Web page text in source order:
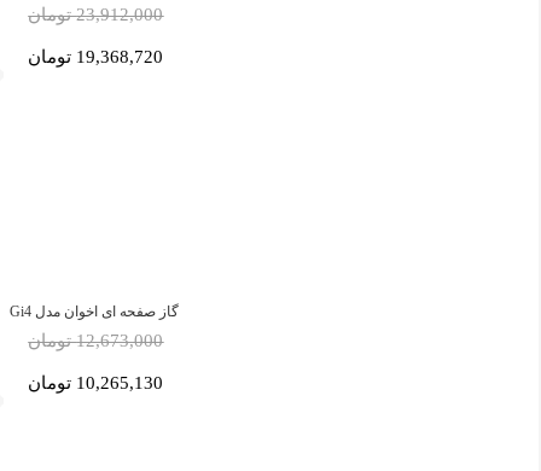
23,912,000 تومان
19,368,720 تومان
گاز صفحه ای اخوان مدل Gi4
12,673,000 تومان
10,265,130 تومان